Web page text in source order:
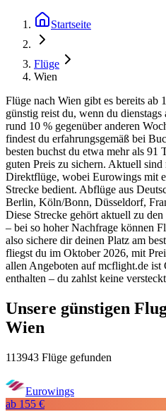
Startseite
Flüge
Wien
Flüge nach Wien gibt es bereits ab
günstig reist du, wenn du
rund 10 % gegenüber anderen
findest du erfahrungsgemäß bei
besten buchst du etwa mehr als 91
guten Preis zu sichern. Aktuell
Direktflüge, wobei Eurowings mit
Strecke bedient. Abflüge aus
Berlin, Köln/Bonn, Düsseldorf,
Diese Strecke gehört aktuell zu
– bei so hoher Nachfrage können
also sichere dir deinen Platz am
fliegst du im Oktober 2026, mit
allen Angeboten auf mcflight.de ist
enthalten – du zahlst keine
Unsere günstigen
Wien
113943 Flüge gefunden
Eurowings
ab 155 €